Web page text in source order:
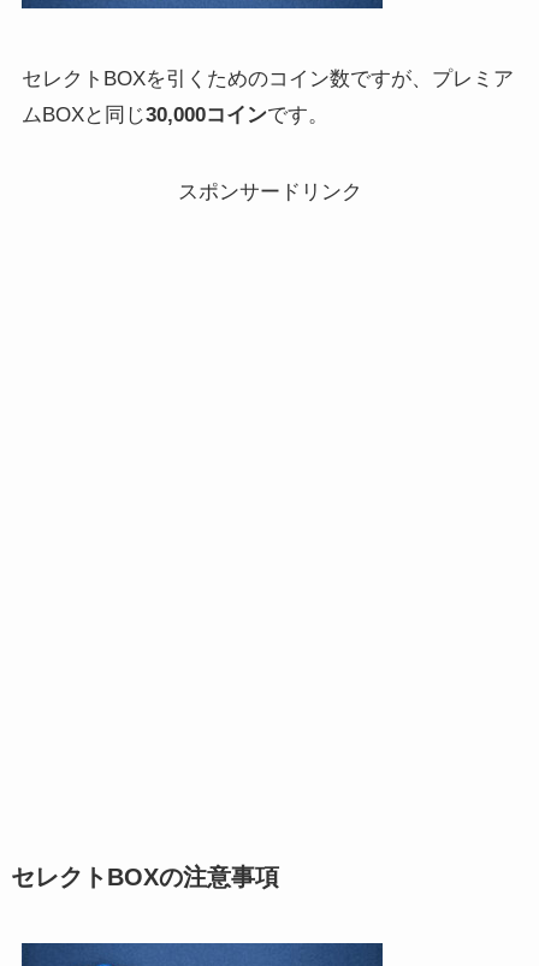
セレクトBOXを引くためのコイン数ですが、プレミア
ムBOXと同じ30,000コインです。
スポンサードリンク
セレクトBOXの注意事項